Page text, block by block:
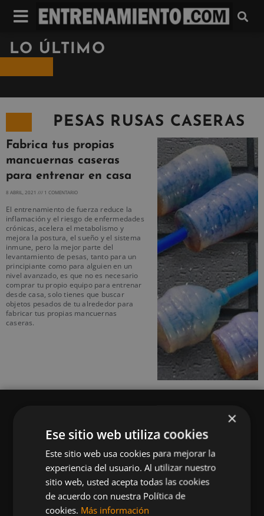
LO ÚLTIMO
PESAS RUSAS CASERAS
Fabrica tus propias
mancuernas caseras
para entrenar en casa
8 ABRIL, 2021 1 COMENTARIO
El entrenamiento de fuerza reduce la
inflamación y el riesgo de enfermedades
crónicas, acelera el metabolismo y
mejora la postura, el sueño y el sistema
inmune, pero la mejor parte del
levantamiento de pesas, tanto para un
principiante como para alguien en un
nivel avanzado, es que no es necesario
comprar tu propio equipo para entrenar
desde casa, solo tienes que buscar
objetos pesados de tu alrededor para
fabricar tus propias mancuernas
caseras.
Queremos mantenerte al día en temas de
deportes, fitness, nutrición, salud, recetas
saludables y tecnología aplicada al deporte y la
vida sana.
×
Ese sitio web utiliza cookies
Este sitio web usa cookies para mejorar la
experiencia del usuario. Al utilizar nuestro
sitio web, usted acepta todas las cookies
de acuerdo con nuestra Política de
cookies. Más información